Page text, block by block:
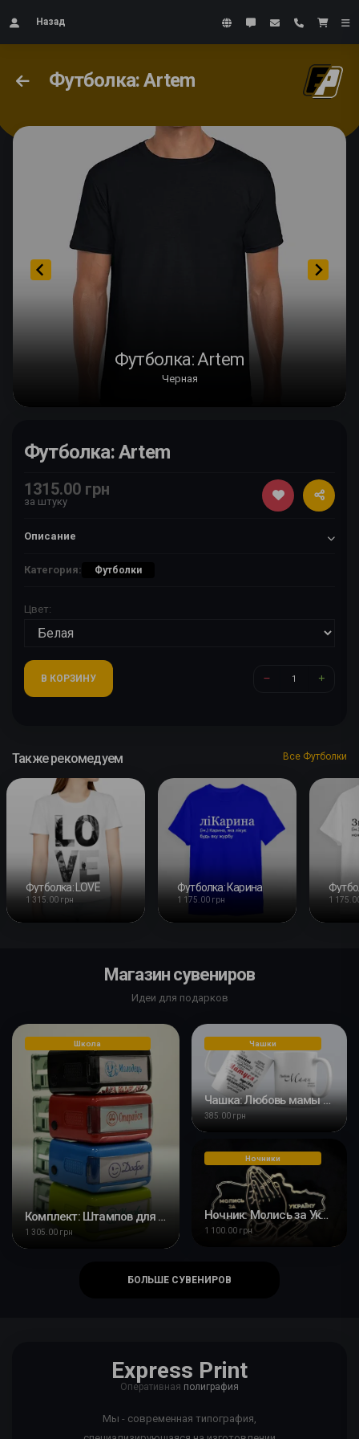
Назад
Футболка: Artem
Футболка: Artem
Черная
Футболка: Artem
1315.00 грн
за штуку
Описание
Категория: Футболки
Цвет:
В КОРЗИНУ
Также рекомедуем Все Футболки
Футболка: LOVE
1 315.00 грн
Футболка: Карина
1 175.00 грн 1
Магазин сувениров
Идеи для подарков
Школа
Комплект: Штампов для учителя
1 305.00 грн
Чашки
Чашка: Любовь мамы всегда со мной
385.00 грн
Ночники
Ночник: Молись за Украину
1 100.00 грн
БОЛЬШЕ СУВЕНИРОВ
Express Print
Оперативная полиграфия
Мы - современная типография,